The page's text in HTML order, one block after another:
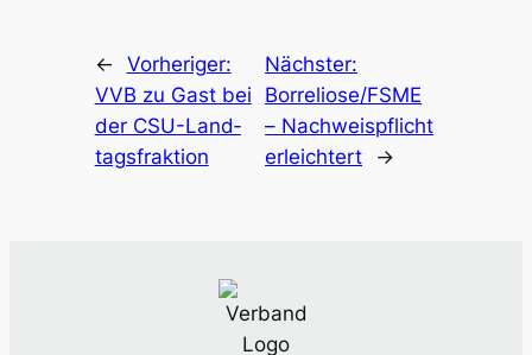
← Vorheriger:
VVB zu Gast bei
der CSU-Land­
tags­frak­ti­on
Nächster:
Borreliose/FSME
– Nach­weis­pflicht
erleich­tert
→